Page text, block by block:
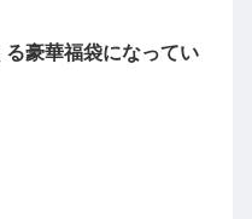
豪華福袋になってい